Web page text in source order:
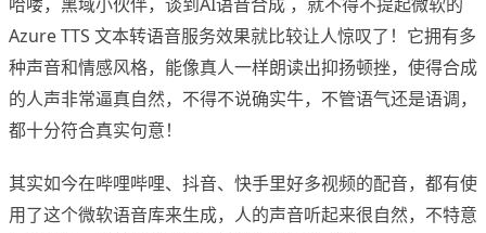
Azure TTS 文本转语音服务效果就比较让人惊叹了！它拥有多
种声音和情感风格，能像真人一样朗读出抑扬顿挫，使得合成
的人声非常逼真自然，不得不说确实牛，不管语气还是语调，
都十分符合真实句意！
其实如今在哔哩哔哩、抖音、快手里好多视频的配音，都有使
用了这个微软语音库来生成，人的声音听起来很自然，不特意